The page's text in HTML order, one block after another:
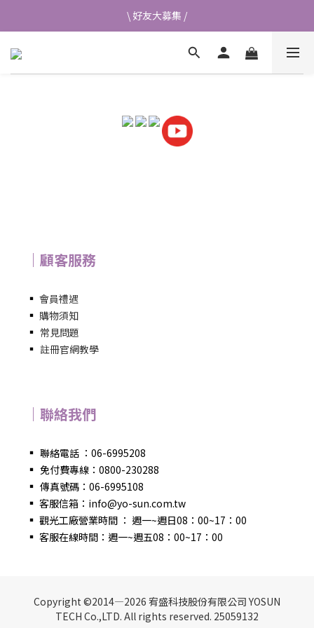
\ 好友大募集 /
\ 好友大募集 /
首次加入會員送$50元購物金💰
👉立即成為蘭都會員
｜顧客服務
▪ 會員禮遇
▪ 購物須知
▪ 常見問題
▪ 註冊官網教學
｜聯絡我們
▪ 聯絡電話 ：06-6995208
▪ 免付費專線：0800-230288
▪ 傳真號碼：06-6995108
▪ 客服信箱：info@yo-sun.com.tw
▪ 觀光工廠營業時間 ： 週一~週日08：00~17：00
▪ 客服在線時間：週一~週五08：00~17：00
Copyright ©2014—2026 宥盛科技股份有限公司 YOSUN
TECH Co.,LTD. All rights reserved. 25059132